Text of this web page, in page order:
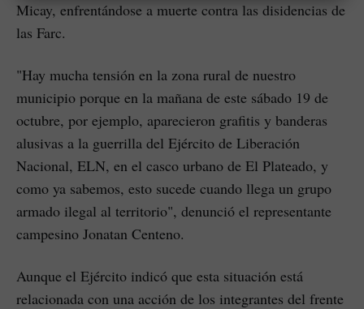
Micay, enfrentándose a muerte contra las disidencias de
las Farc.
"Hay mucha tensión en la zona rural de nuestro
municipio porque en la mañana de este sábado 19 de
octubre, por ejemplo, aparecieron grafitis y banderas
alusivas a la guerrilla del Ejército de Liberación
Nacional, ELN, en el casco urbano de El Plateado, y
como ya sabemos, esto sucede cuando llega un grupo
armado ilegal al territorio", denunció el representante
campesino Jonatan Centeno.
Aunque el Ejército indicó que esta situación está
relacionada con una acción de los integrantes del frente